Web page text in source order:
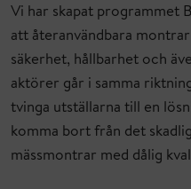
Vi har skapat programmet
att återanvändbara
säkerhet, hållbarhet och
aktörer går i samma
tvinga utställarna till en
komma bort från det
mässmontrar med dålig